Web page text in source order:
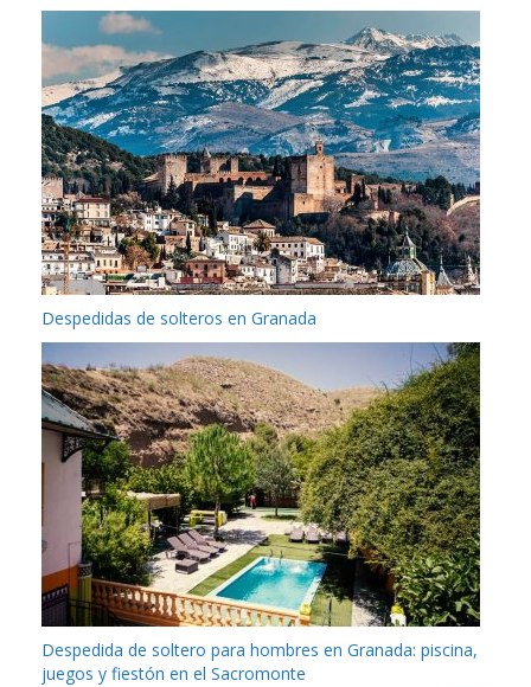
Despedidas de solteros en Granada
Despedida de soltero para hombres en Granada: piscina,
juegos y fiestón en el Sacromonte